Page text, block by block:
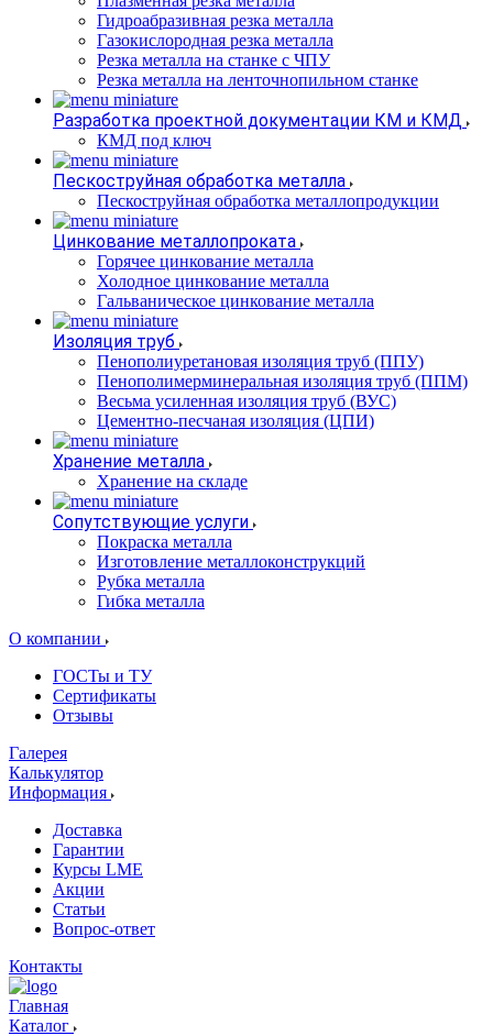
Гидроабразивная резка металла
Газокислородная резка металла
Резка металла на станке с ЧПУ
Резка металла на ленточнопильном станке
Разработка проектной документации КМ и КМД
КМД под ключ
Пескоструйная обработка металла
Пескоструйная обработка металлопродукции
Цинкование металлопроката
Горячее цинкование металла
Холодное цинкование металла
Гальваническое цинкование металла
Изоляция труб
Пенополиуретановая изоляция труб (ППУ)
Пенополимерминеральная изоляция труб (ППМ)
Весьма усиленная изоляция труб (ВУС)
Цементно-песчаная изоляция (ЦПИ)
Хранение металла
Хранение на складе
Сопутствующие услуги
Покраска металла
Изготовление металлоконструкций
Рубка металла
Гибка металла
О компании
ГОСТы и ТУ
Сертификаты
Отзывы
Галерея
Калькулятор
Информация
Доставка
Гарантии
Курсы LME
Акции
Статьи
Вопрос-ответ
Контакты
Главная
Каталог